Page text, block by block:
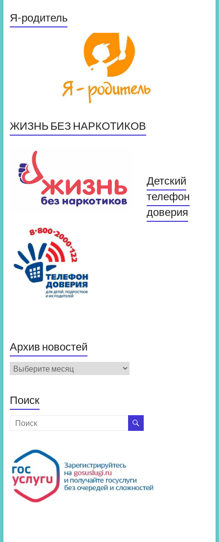
Я-родитель
ЖИЗНЬ БЕЗ НАРКОТИКОВ
Детский
телефон
доверия
Архив новостей
Архив
новостей
Поиск